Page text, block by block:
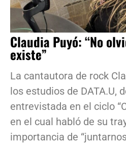
Claudia Puyó: “No
existe”
La cantautora de rock
los estudios de DATA.U,
entrevistada en el ciclo
en el cual habló de su
importancia de